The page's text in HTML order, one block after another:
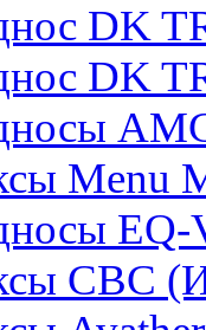
DK
DK
Menu
EQ-
CBC